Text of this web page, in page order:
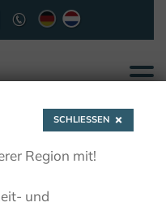
SCHLIESSEN
Region mit!
und